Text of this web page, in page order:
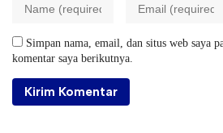
Simpan nama, email, dan situs web saya
komentar saya berikutnya.